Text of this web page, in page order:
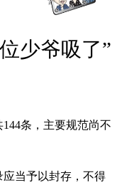
少爷吸了”
条，主要规范尚不
当予以封存，不得